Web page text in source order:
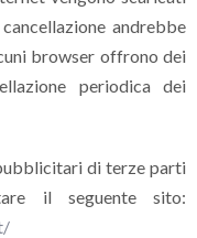
andrebbe
browser offrono dei
periodica dei
di terze parti
il seguente sito: